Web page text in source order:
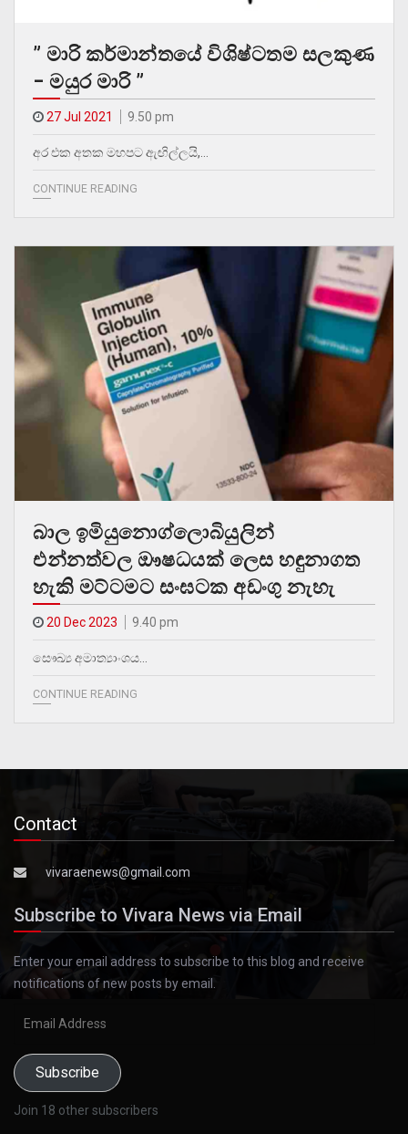
” මාරි කර්මාන්තයේ විශිෂ්ටතම සලකුණ
– මයුර මාරි ”
27 Jul 2021 9.50 pm
අර එක අතක මහපට ඇඟිල්ලයි,…
CONTINUE READING
බාල ඉමියුනොග්ලොබියුලින්
එන්නත්වල ඖෂධයක් ලෙස හඳුනාගත
හැකි මට්ටමට සංඝටක අඩංගු නැහැ
20 Dec 2023 9.40 pm
සෞඛ්‍ය අමාත්‍යාංශය…
CONTINUE READING
Contact
vivaraenews@gmail.com
Subscribe to Vivara News via Email
Enter your email address to subscribe to this blog and receive
notifications of new posts by email.
Subscribe
Join 18 other subscribers